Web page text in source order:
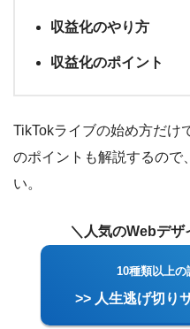
収益化のやり方
収益化のポイント
TikTokライブの始め方だけ
のポイントも解説するので
い。
＼人気のWebデザ
10種類以上の
>> 人生逃げ切り